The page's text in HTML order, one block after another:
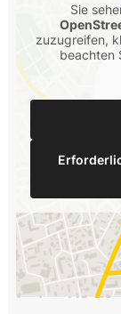
Sie
zuzugreifen,
beachten